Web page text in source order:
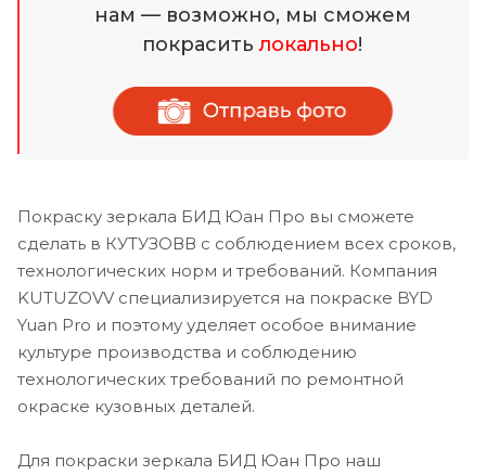
нам — возможно, мы сможем
покраситьлокально!
Покраску зеркала БИД Юан Про вы сможете
сделать в КУТУЗОВВ с соблюдением всех сроков,
технологических норм и требований. Компания
KUTUZOVV специализируется на покраске BYD
Yuan Pro и поэтому уделяет особое внимание
культуре производства и соблюдению
технологических требований по ремонтной
окраске кузовных деталей.
Для покраски зеркала БИД Юан Про наш